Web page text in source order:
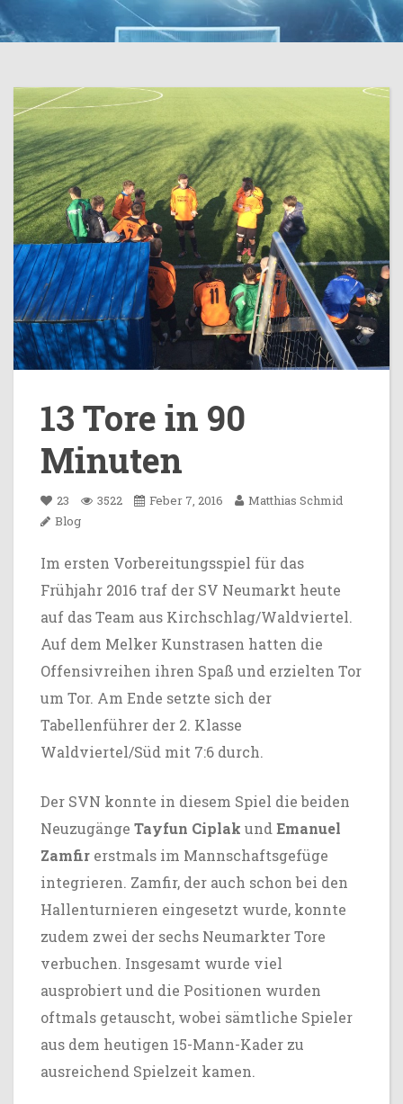
13 Tore in 90
Minuten
23 3522 Feber 7, 2016
Matthias Schmid
Blog
Im ersten Vorbereitungsspiel für das
Frühjahr 2016 traf der SV Neumarkt heute
auf das Team aus Kirchschlag/Waldviertel.
Auf dem Melker Kunstrasen hatten die
Offensivreihen ihren Spaß und erzielten Tor
um Tor. Am Ende setzte sich der
Tabellenführer der 2. Klasse
Waldviertel/Süd mit 7:6 durch.
Der SVN konnte in diesem Spiel die beiden
Neuzugänge Tayfun Ciplak und Emanuel
Zamfir erstmals im Mannschaftsgefüge
integrieren. Zamfir, der auch schon bei den
Hallenturnieren eingesetzt wurde, konnte
zudem zwei der sechs Neumarkter Tore
verbuchen. Insgesamt wurde viel
ausprobiert und die Positionen wurden
oftmals getauscht, wobei sämtliche Spieler
aus dem heutigen 15-Mann-Kader zu
ausreichend Spielzeit kamen.